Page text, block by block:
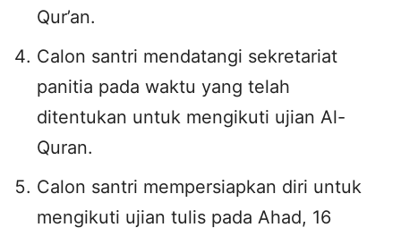
Qur’an.
Calon santri mendatangi sekretariat
panitia pada waktu yang telah
ditentukan untuk mengikuti ujian Al-
Quran.
Calon santri mempersiapkan diri untuk
mengikuti ujian tulis pada Ahad, 16